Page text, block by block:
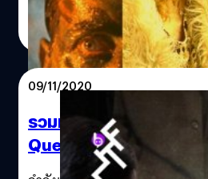
หนังเพื่อเพิ่มโอกาสทำเงิน เช่น ท
มากขึ้น เปลี่ยนตอนจบให้ถูกใจผู้
เพื่อให้เข้าใจง่ายขึ้น รวมถึงเพื่อไม่
เอนเทอร์เทนเมนต์ หนังฉบับผู้กำ
ช่วยขายวิดีโอ ในแง่การทำงานไ
ถูกตัดออกเข้ามาใหม่ ไม่ได้เปลี่ยน
มองใหม่ จนยุค 70s ถือเป็นเรื่อง
Wild Bunch’ ฉบับผู้กำกับออกฉา
นพปฎล พลศิลป์| 1942 days ago
Read More
09/11/2020
รวมหนังรุกฆาต! ที่ “เซียน
Queen’s Gambit ต้องดู